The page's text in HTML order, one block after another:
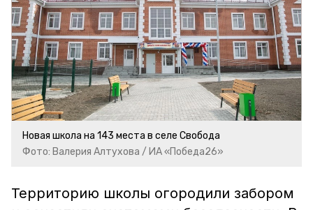
Новая школа на 143 места в селе Свобода
Фото: Валерия Алтухова / ИА «Победа26»
Территорию школы огородили забором